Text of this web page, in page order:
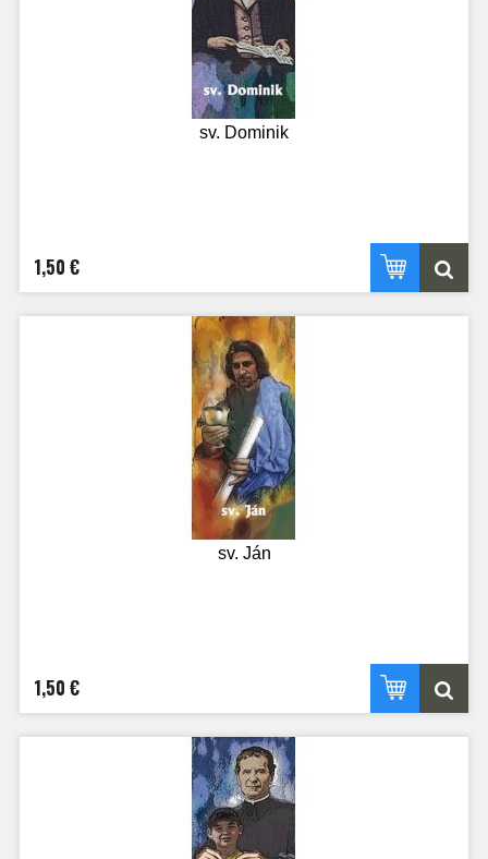
sv. Dominik
1,50 €
sv. Ján
1,50 €